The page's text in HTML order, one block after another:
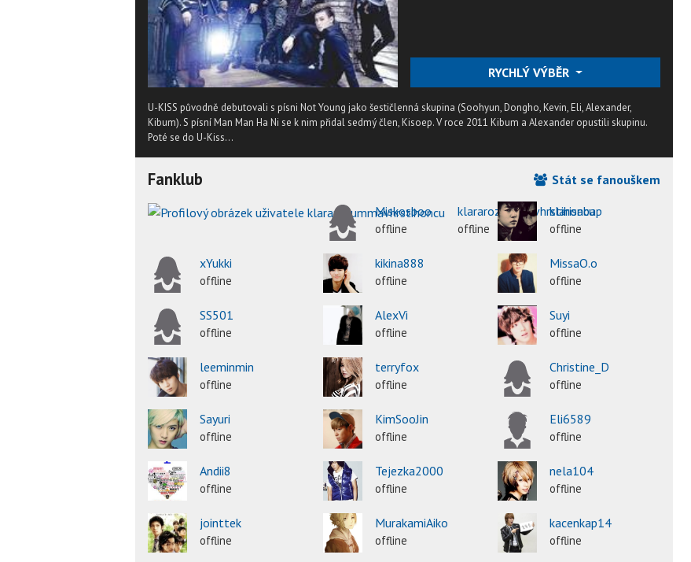
RYCHLÝ VÝBĚR
U-KISS původně debutovali s písni Not Young jako šestičlenná skupina (Soohyun, Dongho, Kevin, Eli, Alexander,
Kibum). S písní Man Man Ha Ni se k nim přidal sedmý člen, Kisoep. V roce 2011 Kibum a Alexander opustili skupinu.
Poté se do U-Kiss...
Fanklub
Stát se fanouškem
klararozummavhrstihoncu
offline
Miskosboo
offline
klarisabap
offline
xYukki
offline
kikina888
offline
MissaO.o
offline
SS501
offline
AlexVi
offline
Suyi
offline
leeminmin
offline
terryfox
offline
Christine_D
offline
Sayuri
offline
KimSooJin
offline
Eli6589
offline
Andii8
offline
Tejezka2000
offline
nela104
offline
jointtek
offline
MurakamiAiko
offline
kacenkap14
offline